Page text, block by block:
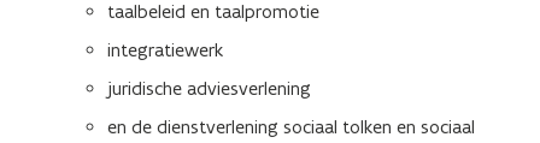
taalbeleid en taalpromotie
integratiewerk
juridische adviesverlening
en de dienstverlening sociaal tolken en sociaal